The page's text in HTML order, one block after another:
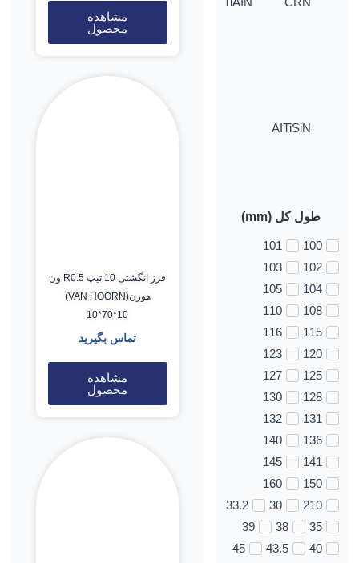
AITiSiN
طول کل (mm)
100
101
102
103
104
105
108
110
115
116
120
123
125
127
128
130
131
132
136
140
141
145
150
160
210
30
33.2
35
38
39
40
43.5
45
مشاهده
محصول
فرز انگشتی 10 تیپ R0.5 ون
هورن(VAN HOORN)
10*70*10
تماس بگیرید
مشاهده
محصول